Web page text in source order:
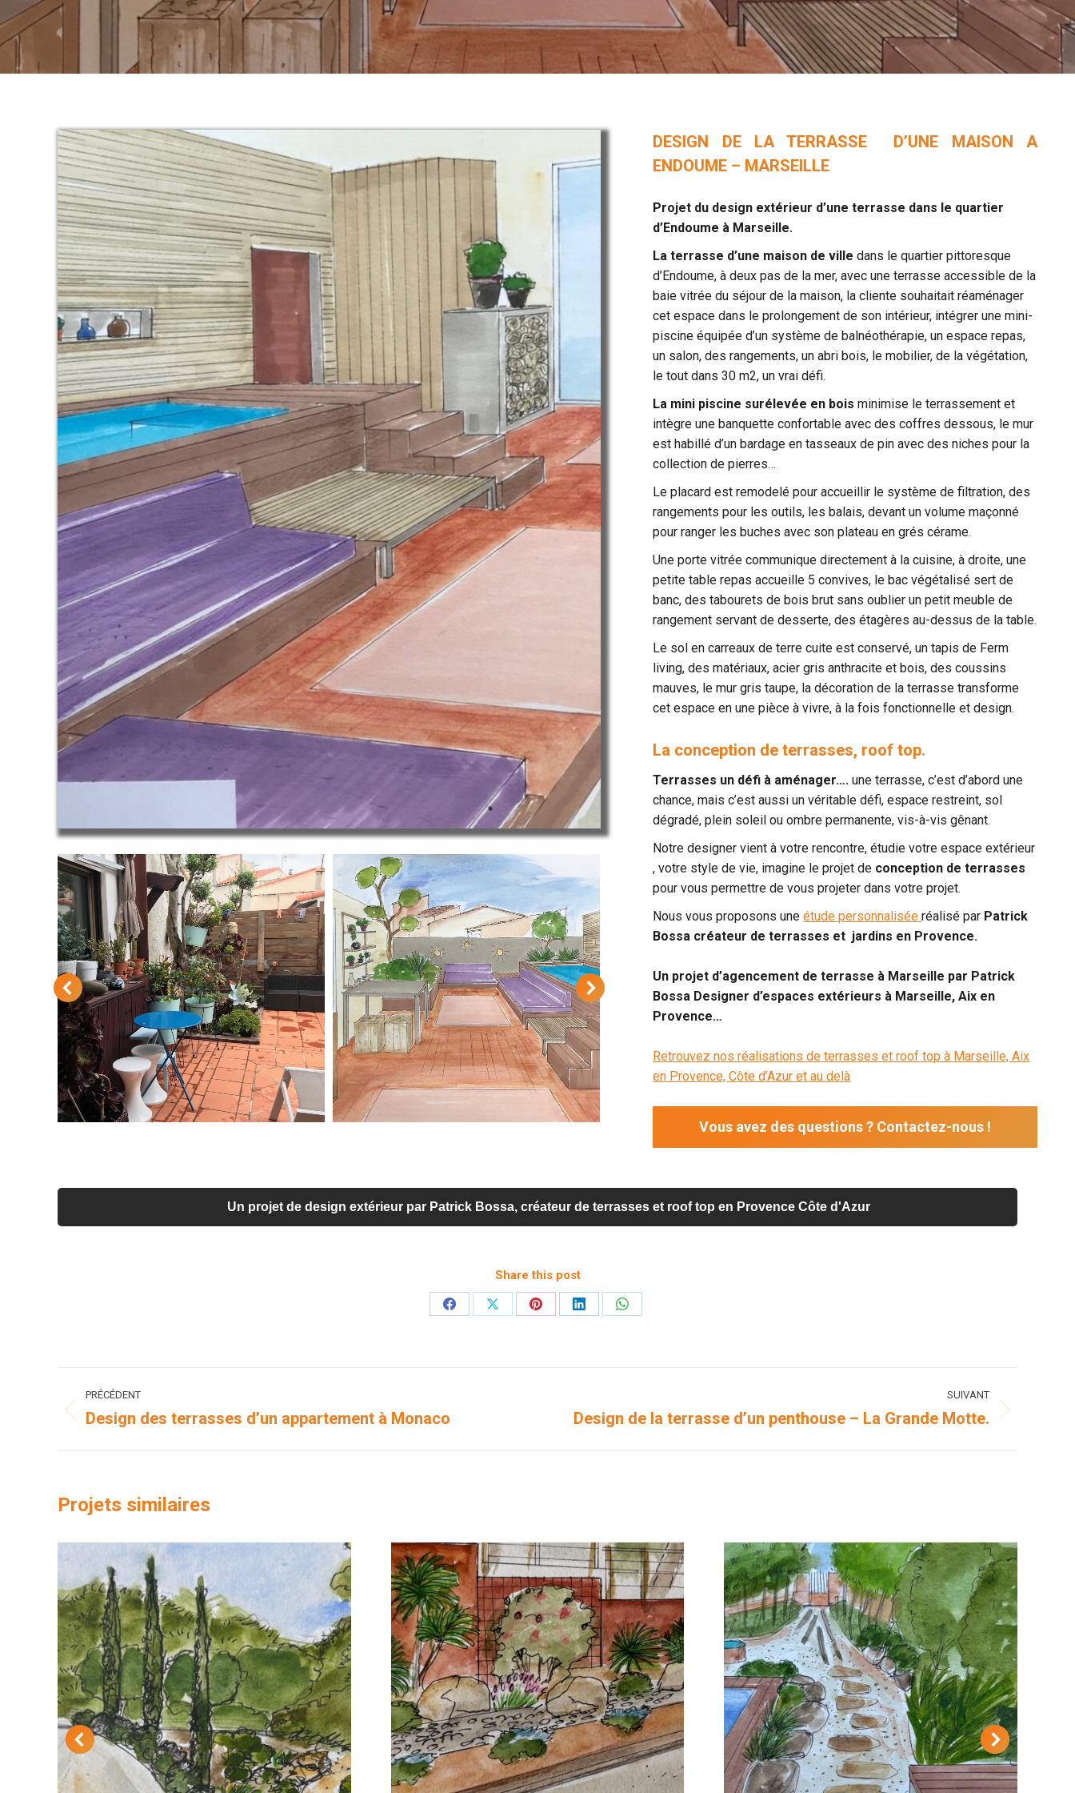
DESIGN DE LA TERRASSE D’UNE MAISON A
ENDOUME – MARSEILLE
Projet du design extérieur d’une terrasse dans le quartier
d’Endoume à Marseille.
La terrasse d’une maison de ville dans le quartier pittoresque
d’Endoume, à deux pas de la mer, avec une terrasse accessible de la
baie vitrée du séjour de la maison, la cliente souhaitait réaménager
cet espace dans le prolongement de son intérieur, intégrer une mini-
piscine équipée d’un système de balnéothérapie, un espace repas,
un salon, des rangements, un abri bois, le mobilier, de la végétation,
le tout dans 30 m2, un vrai défi.
La mini piscine surélevée en bois minimise le terrassement et
intègre une banquette confortable avec des coffres dessous, le mur
est habillé d’un bardage en tasseaux de pin avec des niches pour la
collection de pierres…
Le placard est remodelé pour accueillir le système de filtration, des
rangements pour les outils, les balais, devant un volume maçonné
pour ranger les buches avec son plateau en grés cérame.
Une porte vitrée communique directement à la cuisine, à droite, une
petite table repas accueille 5 convives, le bac végétalisé sert de
banc, des tabourets de bois brut sans oublier un petit meuble de
rangement servant de desserte, des étagères au-dessus de la table.
Le sol en carreaux de terre cuite est conservé, un tapis de Ferm
living, des matériaux, acier gris anthracite et bois, des coussins
mauves, le mur gris taupe, la décoration de la terrasse transforme
cet espace en une pièce à vivre, à la fois fonctionnelle et design.
La conception de terrasses, roof top.
Terrasses un défi à aménager….une terrasse, c’est d’abord une
chance, mais c’est aussi un véritable défi, espace restreint, sol
dégradé, plein soleil ou ombre permanente, vis-à-vis gênant.
Notre designer vient à votre rencontre, étudie votre espace extérieur
, votre style de vie, imagine le projet de conception de terrasses
pour vous permettre de vous projeter dans votre projet.
Nous vous proposons uneétude personnaliséeréalisé par Patrick
Bossa créateur de terrasses et jardins en Provence.
Un projet d’agencement de terrasse à Marseille par Patrick
Bossa Designer d’espaces extérieurs à Marseille, Aix en
Provence…
Retrouvez nos réalisations de terrasses et roof top à Marseille, Aix
en Provence, Côte d’Azur et au delà
Vous avez des questions ? Contactez-nous !
Un projet de design extérieur par Patrick Bossa, créateur de terrasses et roof top en Provence Côte d'Azur
Share this post
PartagerPartagerPartagerPartagerPartager
Navigation
de
PRÉCÉDENT
Onglet
Design des terrasses d’un appartement à Monaco
SUIVANT
Projets
Design de la terrasse d’un penthouse – La Grande Motte.
Projets similaires